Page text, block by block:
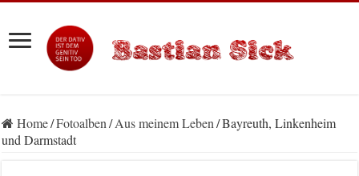
Home/Fotoalben/Aus meinem Leben/Bayreuth, Linkenheim
und Darmstadt